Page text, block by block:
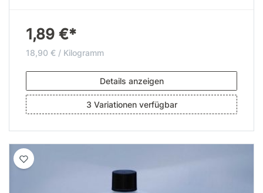
1,89 €*
18,90 € / Kilogramm
Details anzeigen
3 Variationen verfügbar